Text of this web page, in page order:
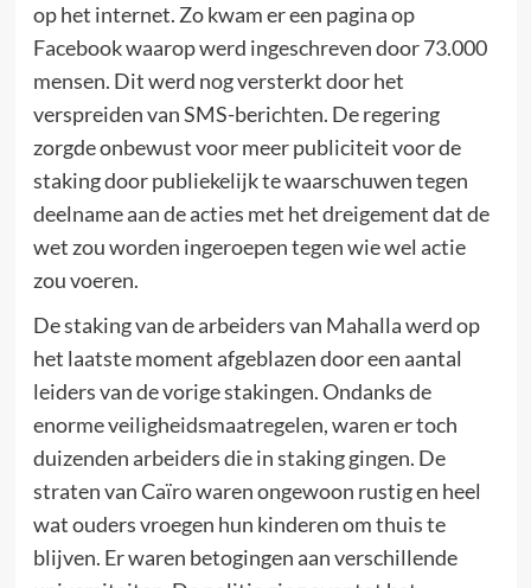
op het internet. Zo kwam er een pagina op
Facebook waarop werd ingeschreven door 73.000
mensen. Dit werd nog versterkt door het
verspreiden van SMS-berichten. De regering
zorgde onbewust voor meer publiciteit voor de
staking door publiekelijk te waarschuwen tegen
deelname aan de acties met het dreigement dat de
wet zou worden ingeroepen tegen wie wel actie
zou voeren.
De staking van de arbeiders van Mahalla werd op
het laatste moment afgeblazen door een aantal
leiders van de vorige stakingen. Ondanks de
enorme veiligheidsmaatregelen, waren er toch
duizenden arbeiders die in staking gingen. De
straten van Caïro waren ongewoon rustig en heel
wat ouders vroegen hun kinderen om thuis te
blijven. Er waren betogingen aan verschillende